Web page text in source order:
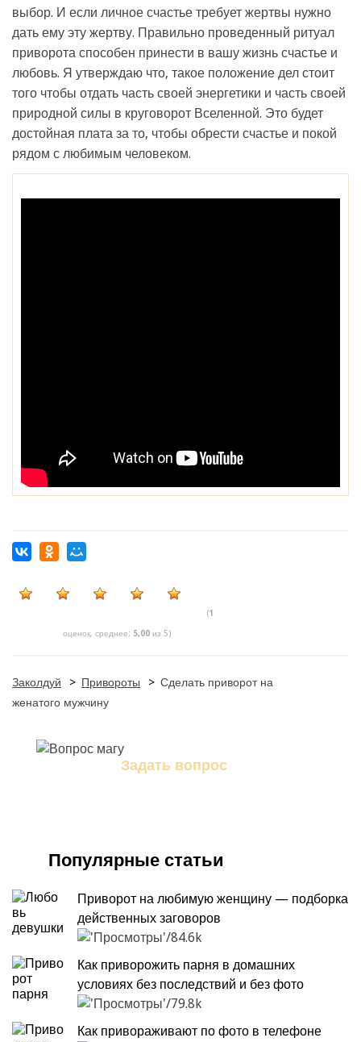
выбор. И если личное счастье требует жертвы нужно
дать ему эту жертву. Правильно проведенный ритуал
приворота способен принести в вашу жизнь счастье и
любовь. Я утверждаю что, такое положение дел стоит
того чтобы отдать часть своей энергетики и часть своей
природной силы в круговорот Вселенной. Это будет
достойная плата за то, чтобы обрести счастье и покой
рядом с любимым человеком.
(1
оценок, среднее: 5,00 из 5)
Заколдуй > Привороты > Сделать приворот на
женатого мужчину
Задать вопрос
Популярные статьи
Приворот на любимую женщину ‭— подборка
действенных заговоров
84.6k
Как приворожить парня в домашних
условиях без последствий и без фото
79.8k
Как привораживают по фото в телефоне